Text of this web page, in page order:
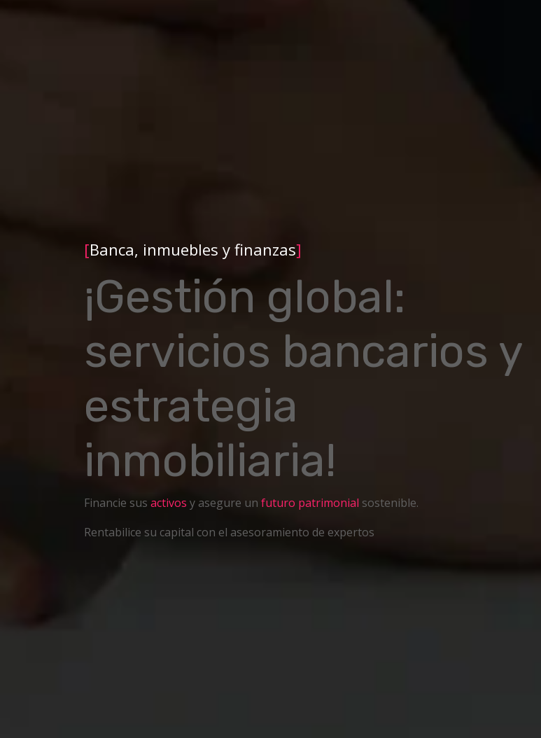
[Banca, inmuebles y finanzas]
¡Gestión global:
servicios bancarios y
estrategia
inmobiliaria!
Financie sus activos y asegure un futuro patrimonial sostenible.
Rentabilice su capital con el asesoramiento de expertos